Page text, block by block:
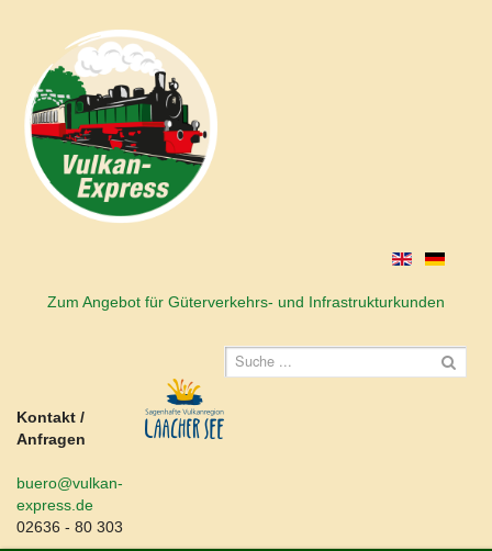
Zum Angebot für Güterverkehrs- und Infrastrukturkunden
Kontakt /
Anfragen
buero@vulkan-
express.de
02636 - 80 303